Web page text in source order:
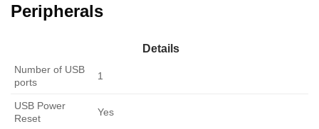
Peripherals
Details
Number of USB
ports
1
USB Power
Reset
Yes